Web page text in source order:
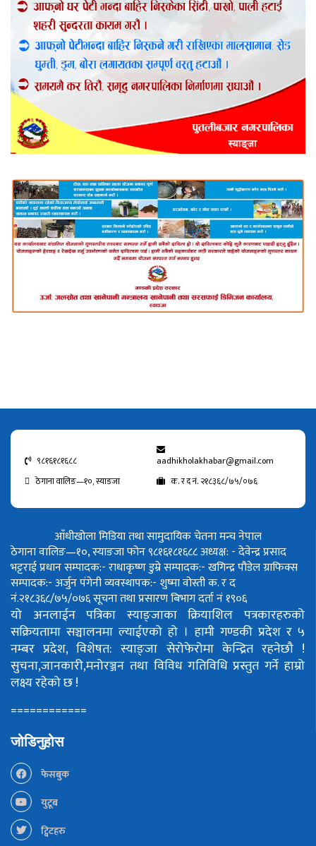
९८१६१८१६८८
aadhikholakhabar@gmail.com
ठेगाना वालिङ—१०, स्याङजा
क. र द नं. २१८३६८/७५/०७६
आँधीखोला मिडिया तथा सामुदायिक चेतना मन्च नेपाल
ठेगाना वालिङ—१०, स्याङजा फोन ९८१६१८१६८८अध्यक्ष: - देवेन्द्र प्रसाद
भट्टराईप्रधान सम्पादक:- राधाकृष्ण डुम्रेसम्पादक:- खगिन्द्र पौडेलग्राफिक्स
सम्पादक:- अर्जुन पंगेनीव्यवस्थापक:- शुष्मा वोस्तीक. र द
नं.२१८३६८/७५/०७६सूचना तथा प्रसारण बिभाग दर्ता नं १९०६
यो अनलाईन पत्रिका स्याङ्जाका क्रियाशिल पत्रकारहरुको
सक्रियतामा सञ्चालनमा ल्याईएको हो । हामी गण्डकी प्रदेश र ५
नम्बर प्रदेश, विशेषत: स्याङ्जा सेरोफेरोमा केन्द्रित रहनेछौ !
सुचना,जानकारी,मनोरञ्जन तथा विविध गतिविधि प्रस्तुत गर्ने हाम्रो
लक्ष्य रहेको छ !
============
जोडिनुहोस
फेसबुक
युटूब
ट्विटहरु